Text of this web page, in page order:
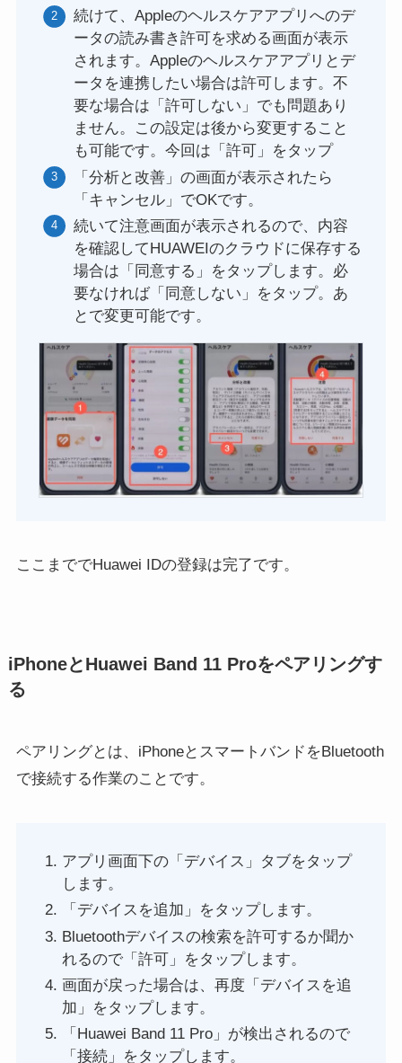
続けて、Appleのヘルスケアアプリへのデ
ータの読み書き許可を求める画面が表示
されます。Appleのヘルスケアアプリとデ
ータを連携したい場合は許可します。不
要な場合は「許可しない」でも問題あり
ません。この設定は後から変更すること
も可能です。今回は「許可」をタップ
「分析と改善」の画面が表示されたら
「キャンセル」でOKです。
続いて注意画面が表示されるので、内容
を確認してHUAWEIのクラウドに保存する
場合は「同意する」をタップします。必
要なければ「同意しない」をタップ。あ
とで変更可能です。
ここまででHuawei IDの登録は完了です。
iPhoneとHuawei Band 11 Proをペアリングす
る
ペアリングとは、iPhoneとスマートバンドをBluetooth
で接続する作業のことです。
アプリ画面下の「デバイス」タブをタップ
します。
「デバイスを追加」をタップします。
Bluetoothデバイスの検索を許可するか聞か
れるので「許可」をタップします。
画面が戻った場合は、再度「デバイスを追
加」をタップします。
「Huawei Band 11 Pro」が検出されるので
「接続」をタップします。